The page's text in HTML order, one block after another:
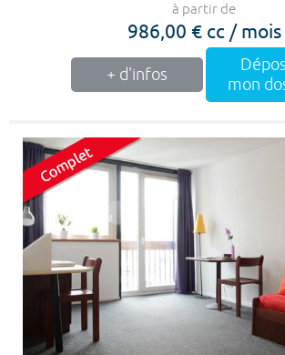
à partir de
986,00 € cc / mois
+ d'infos
mon